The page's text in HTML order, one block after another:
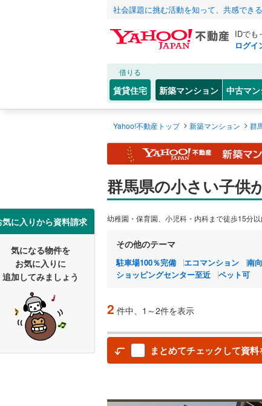
社会課題に挑む活動を知って、共感でき
IDでも
ログイ
借りる
賃貸住宅 新築マンション 中古マ
Yahoo!不動産トップ> 新築マンション > 群
群馬県の小さい子供
幼稚園・保育園、小児科・内科まで徒歩15分以
その他のテーマ
駐車場100％完備 エコマンション 南
ショッピングセンター至近
ペット可
2 件中、1～2件を表示
まとめてチェックして資料
気に入りから資料請求
気になる物件を
お気に入りに
追加してみましょう